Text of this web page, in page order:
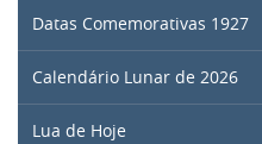
Datas Comemorativas 1927
Calendário Lunar de 2026
Lua de Hoje